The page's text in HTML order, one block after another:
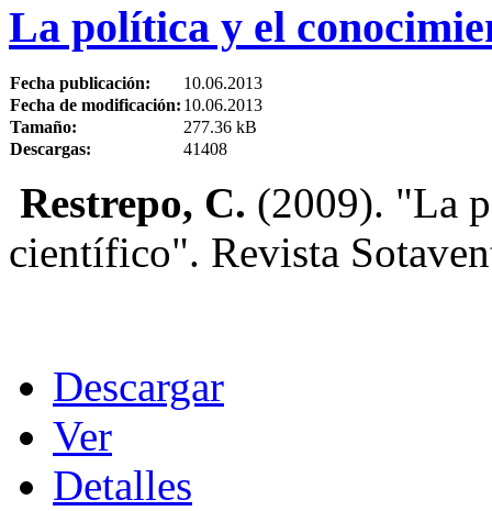
La política y el
Fecha publicación:
10.06.2013
Fecha de modificación: 10.06.2013
Tamaño:
277.36 kB
Descargas:
41408
Restrepo, C. (2009). "La
científico". Revista
Descargar
Ver
Detalles